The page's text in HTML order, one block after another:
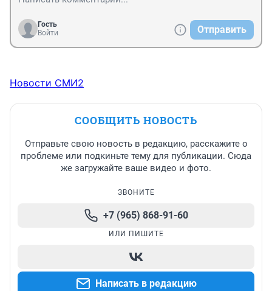
Гость
Войти
Отправить
Новости СМИ2
СООБЩИТЬ НОВОСТЬ
Отправьте свою новость в редакцию, расскажите о
проблеме или подкиньте тему для публикации. Сюда
же загружайте ваше видео и фото.
ЗВОНИТЕ
+7 (965) 868-91-60
ИЛИ ПИШИТЕ
Написать в редакцию